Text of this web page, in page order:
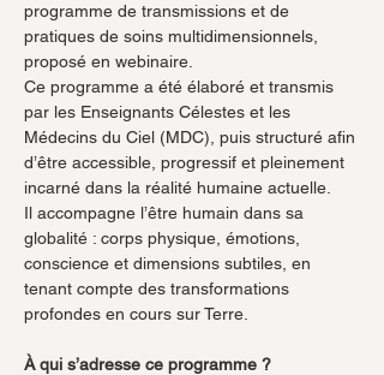
programme de transmissions et de
pratiques de soins multidimensionnels,
proposé en webinaire.
Ce programme a été élaboré et transmis
par les Enseignants Célestes et les
Médecins du Ciel (MDC), puis structuré afin
d’être accessible, progressif et pleinement
incarné dans la réalité humaine actuelle.
Il accompagne l’être humain dans sa
globalité : corps physique, émotions,
conscience et dimensions subtiles, en
tenant compte des transformations
profondes en cours sur Terre.
À qui s’adresse ce programme ?